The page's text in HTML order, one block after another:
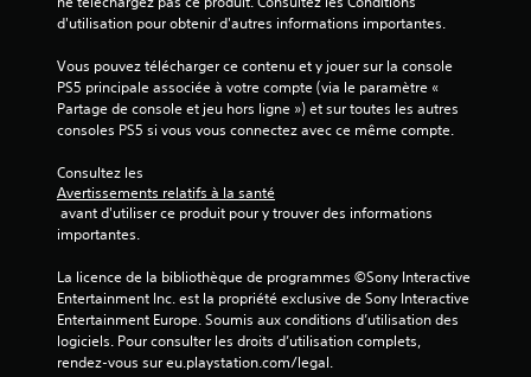
d'utilisation pour obtenir d'autres informations importantes.
Vous pouvez télécharger ce contenu et y jouer sur la console
PS5 principale associée à votre compte (via le paramètre «
Partage de console et jeu hors ligne ») et sur toutes les autres
consoles PS5 si vous vous connectez avec ce même compte.
Consultez les
Avertissements relatifs à la santé
importantes.
La licence de la bibliothèque de programmes ©Sony Interactive
Entertainment Inc. est la propriété exclusive de Sony Interactive
Entertainment Europe. Soumis aux conditions d’utilisation des
logiciels. Pour consulter les droits d’utilisation complets,
rendez-vous sur eu.playstation.com/legal.